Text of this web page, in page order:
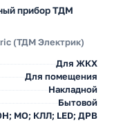
прибор ТДМ
(ТДМ Электрик)
Для ЖКХ
Для помещения
Накладной
Бытовой
МО; КЛЛ; LED; ДРВ